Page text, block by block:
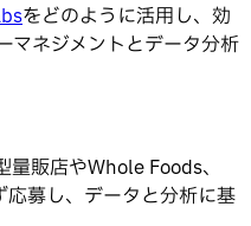
をどのように活用し、効
マネジメントとデータ分析
販店やWhole Foods、
募し、データと分析に基